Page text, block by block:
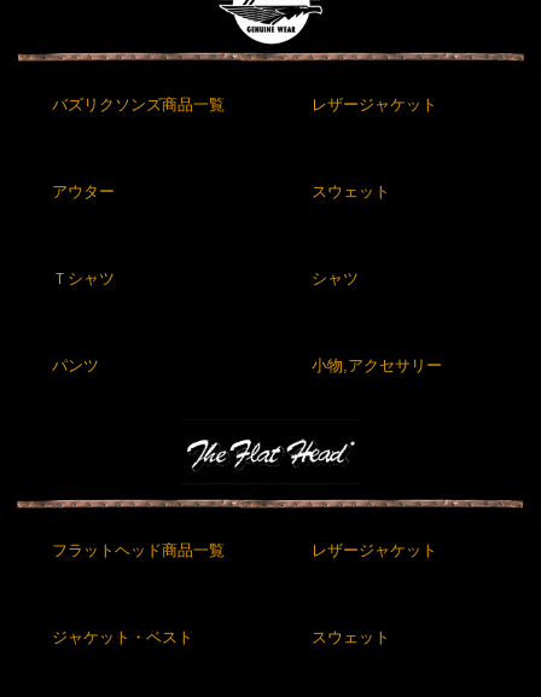
バズリクソンズ商品一覧 レザージャケット
アウター スウェット
Ｔシャツ シャツ
パンツ 小物,アクセサリー
フラットヘッド商品一覧 レザージャケット
ジャケット・ベスト スウェット